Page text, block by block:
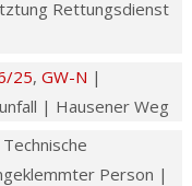
Rettungsdienst
25, GW-N |
| Hausener Weg
Person |